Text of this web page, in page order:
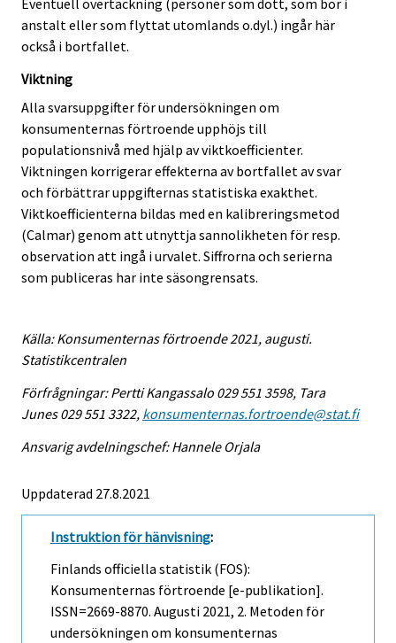
Eventuell övertäckning (personer som dött, som bor i
anstalt eller som flyttat utomlands o.dyl.) ingår här
också i bortfallet.
Viktning
Alla svarsuppgifter för undersökningen om
konsumenternas förtroende upphöjs till
populationsnivå med hjälp av viktkoefficienter.
Viktningen korrigerar effekterna av bortfallet av svar
och förbättrar uppgifternas statistiska exakthet.
Viktkoefficienterna bildas med en kalibreringsmetod
(Calmar) genom att utnyttja sannolikheten för resp.
observation att ingå i urvalet. Siffrorna och serierna
som publiceras har inte säsongrensats.
Källa: Konsumenternas förtroende 2021, augusti.
Statistikcentralen
Förfrågningar: Pertti Kangassalo 029 551 3598, Tara
Junes 029 551 3322, konsumenternas.fortroende@stat.fi
Ansvarig avdelningschef: Hannele Orjala
Uppdaterad 27.8.2021
Instruktion för hänvisning:
Finlands officiella statistik (FOS):
Konsumenternas förtroende [e-publikation].
ISSN=2669-8870. Augusti 2021, 2. Metoden för
undersökningen om konsumenternas